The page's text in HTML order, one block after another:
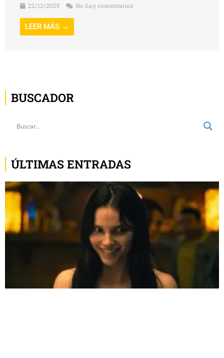
22/12/2025
No hay comentarios
LEER MÁS →
BUSCADOR
ÚLTIMAS ENTRADAS